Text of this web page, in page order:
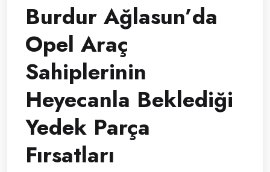
Burdur Ağlasun’da
Opel Araç
Sahiplerinin
Heyecanla Beklediği
Yedek Parça
Fırsatları